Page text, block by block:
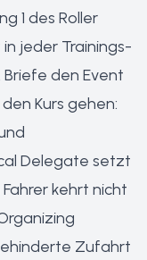
1 des Roller
jeder Trainings-
den Event
Kurs gehen:
Delegate setzt
kehrt nicht
Zufahrt